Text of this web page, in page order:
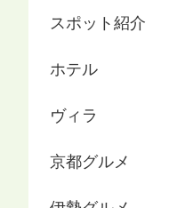
スポット紹介
ホテル
ヴィラ
京都グルメ